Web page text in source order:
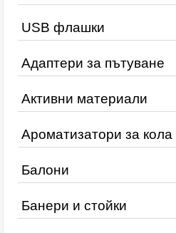
USB флашки
Адаптери за пътуване
Активни материали
Ароматизатори за кола
Балони
Банери и стойки